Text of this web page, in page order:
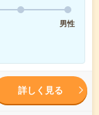
男性
詳しく見る